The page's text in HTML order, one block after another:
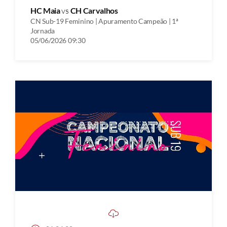
HC Maiavs CH Carvalhos
CN Sub-19 Feminino | Apuramento Campeão | 1ª
Jornada
05/06/2026 09:30